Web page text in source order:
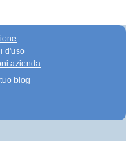
d'uso
azienda
blog